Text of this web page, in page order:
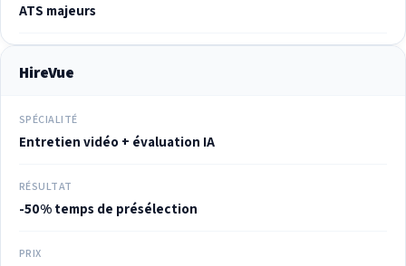
ATS majeurs
HireVue
SPÉCIALITÉ
Entretien vidéo + évaluation IA
RÉSULTAT
-50% temps de présélection
PRIX